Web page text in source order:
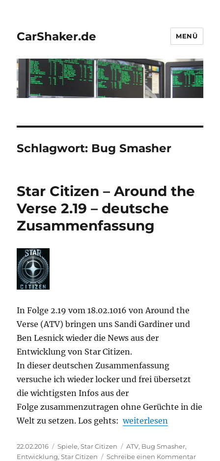
CarShaker.de MENÜ
Schlagwort: Bug Smasher
Star Citizen – Around the
Verse 2.19 – deutsche
Zusammenfassung
In Folge 2.19 vom 18.02.1016 von Around the
Verse (ATV) bringen uns Sandi Gardiner und
Ben Lesnick wieder die News aus der
Entwicklung von Star Citizen.
In dieser deutschen Zusammenfassung
versuche ich wieder locker und frei übersetzt
die wichtigsten Infos aus der
Folge zusammenzutragen ohne Gerüchte in die
Welt zu setzen. Los gehts:„Star Citizen – Around
weiterlesen
Veröffentlicht
am
22.02.2016 Kategorien
Spiele,Star Citizen Schlagwörter
ATV, Bug Smasher,
Entwicklung,Star Citizen Schreibe einen Kommentarzu